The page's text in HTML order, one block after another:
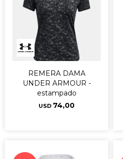
REMERA DAMA
UNDER ARMOUR -
estampado
USD 74,00